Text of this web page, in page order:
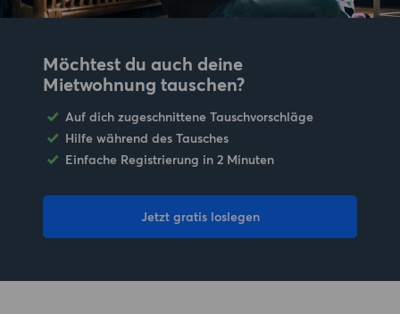
Möchtest du auch deine
Mietwohnung tauschen?
Auf dich zugeschnittene Tauschvorschläge
Hilfe während des Tausches
Einfache Registrierung in 2 Minuten
Jetzt gratis loslegen